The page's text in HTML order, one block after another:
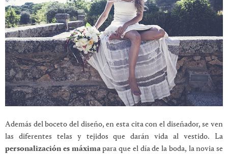
Además del boceto del diseño, en esta cita con el diseñador, se ven
las diferentes telas y tejidos que darán vida al vestido. La
personalización es máximapara que el día de la boda, la novia se